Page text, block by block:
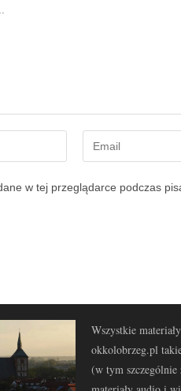
w tej przeglądarce podczas
Wszystkie
okkolobrzeg.pl
(w tym szczególnie